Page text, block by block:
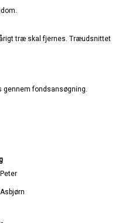
træ skal fjernes. Træudsnittet
gennem fondsansøgning.